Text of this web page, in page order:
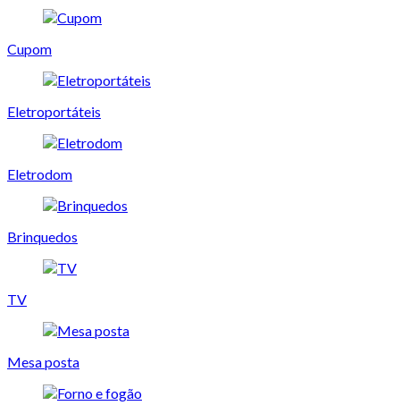
Cupom
Eletroportáteis
Eletrodom
Brinquedos
TV
Mesa posta